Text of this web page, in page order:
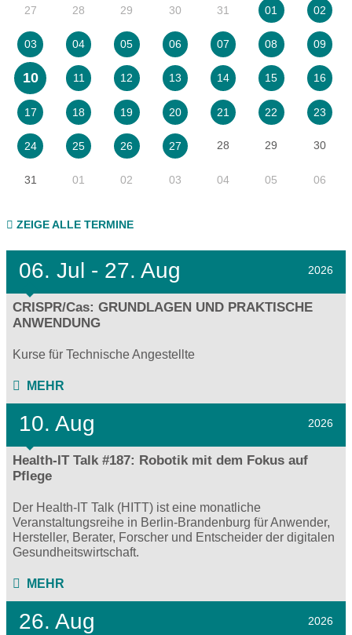
27 28 29 30 31 01 02
03 04 05 06 07 08 09
10 11 12 13 14 15 16
17 18 19 20 21 22 23
24 25 26 27 28 29 30
31 01 02 03 04 05 06
ZEIGE ALLE TERMINE
06. Jul - 27. Aug 2026
CRISPR/Cas: GRUNDLAGEN UND PRAKTISCHE
ANWENDUNG
Kurse für Technische Angestellte
MEHR
10. Aug 2026
Health-IT Talk #187: Robotik mit dem Fokus auf
Pflege
Der Health-IT Talk (HITT) ist eine monatliche
Veranstaltungsreihe in Berlin-Brandenburg für Anwender,
Hersteller, Berater, Forscher und Entscheider der digitalen
Gesundheitswirtschaft.
MEHR
26. Aug 2026